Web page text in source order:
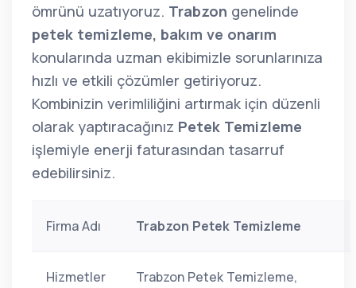
ömrünü uzatıyoruz. Trabzon genelinde
petek temizleme, bakım ve onarım
konularında uzman ekibimizle sorunlarınıza
hızlı ve etkili çözümler getiriyoruz.
Kombinizin verimliliğini artırmak için düzenli
olarak yaptıracağınız Petek Temizleme
işlemiyle enerji faturasından tasarruf
edebilirsiniz.
Firma Adı Trabzon Petek Temizleme
Hizmetler
Trabzon Petek Temizleme,